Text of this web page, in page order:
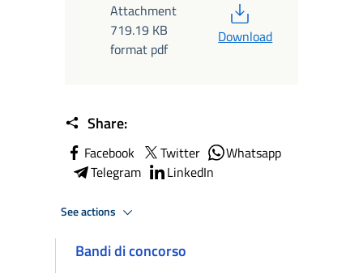
Attachment
719.19 KB
format pdf
Download
Share:
Facebook Twitter
Whatsapp
Telegram
LinkedIn
See actions
Bandi di concorso